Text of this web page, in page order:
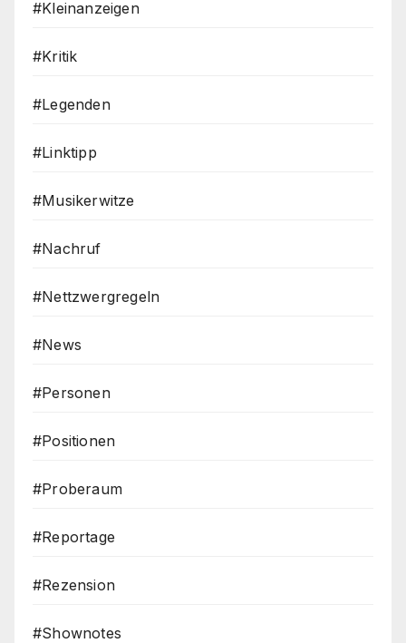
#Kleinanzeigen
#Kritik
#Legenden
#Linktipp
#Musikerwitze
#Nachruf
#Nettzwergregeln
#News
#Personen
#Positionen
#Proberaum
#Reportage
#Rezension
#Shownotes